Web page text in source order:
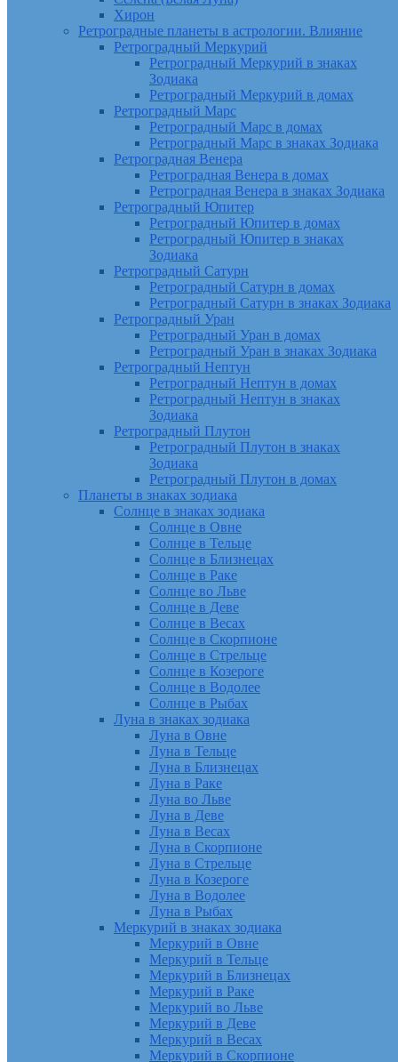
Хирон
Ретроградные планеты в астрологии. Влияние
Ретроградный Меркурий
Ретроградный Меркурий в знаках
Зодиака
Ретроградный Меркурий в домах
Ретроградный Марс
Ретроградный Марс в домах
Ретроградный Марс в знаках Зодиака
Ретроградная Венера
Ретроградная Венера в домах
Ретроградная Венера в знаках Зодиака
Ретроградный Юпитер
Ретроградный Юпитер в домах
Ретроградный Юпитер в знаках
Зодиака
Ретроградный Сатурн
Ретроградный Сатурн в домах
Ретроградный Сатурн в знаках Зодиака
Ретроградный Уран
Ретроградный Уран в домах
Ретроградный Уран в знаках Зодиака
Ретроградный Нептун
Ретроградный Нептун в домах
Ретроградный Нептун в знаках
Зодиака
Ретроградный Плутон
Ретроградный Плутон в знаках
Зодиака
Ретроградный Плутон в домах
Планеты в знаках зодиака
Солнце в знаках зодиака
Солнце в Овне
Солнце в Тельце
Солнце в Близнецах
Солнце в Раке
Солнце во Льве
Солнце в Деве
Солнце в Весах
Солнце в Скорпионе
Солнце в Стрельце
Солнце в Козероге
Солнце в Водолее
Солнце в Рыбах
Луна в знаках зодиака
Луна в Овне
Луна в Тельце
Луна в Близнецах
Луна в Раке
Луна во Льве
Луна в Деве
Луна в Весах
Луна в Скорпионе
Луна в Стрельце
Луна в Козероге
Луна в Водолее
Луна в Рыбах
Меркурий в знаках зодиака
Меркурий в Овне
Меркурий в Тельце
Меркурий в Близнецах
Меркурий в Раке
Меркурий во Льве
Меркурий в Деве
Меркурий в Весах
Меркурий в Скорпионе